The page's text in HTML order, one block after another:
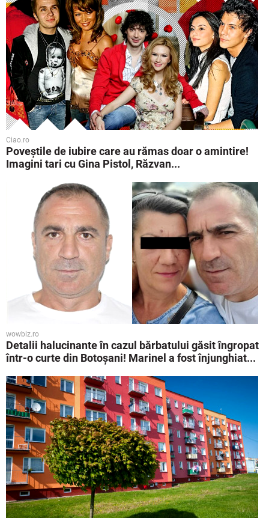
Ciao.ro
Poveştile de iubire care au rămas doar o amintire!
Imagini tari cu Gina Pistol, Răzvan...
wowbiz.ro
Detalii halucinante în cazul bărbatului găsit îngropat
într-o curte din Botoșani! Marinel a fost înjunghiat...